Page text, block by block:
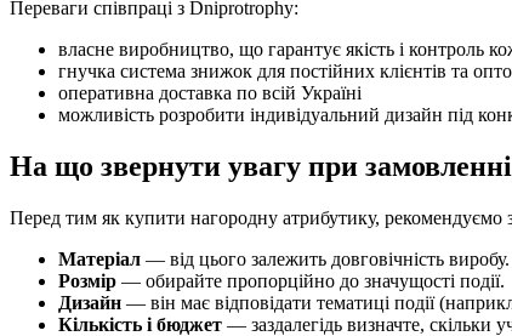
Переваги співпраці з Dniprotrophy:
власне виробництво, що гарантує якість і контроль
гнучка система знижок для постійних клієнтів та
оперативна доставка по всій Україні
можливість розробити індивідуальний дизайн під
На що звернути увагу при замовленні
Перед тим як купити нагородну атрибутику, рекомендуємо
Матеріал — від цього залежить довговічність
Розмір — обирайте пропорційно до значущості події.
Дизайн — він має відповідати тематиці події
Кількість і бюджет — заздалегідь визначте,